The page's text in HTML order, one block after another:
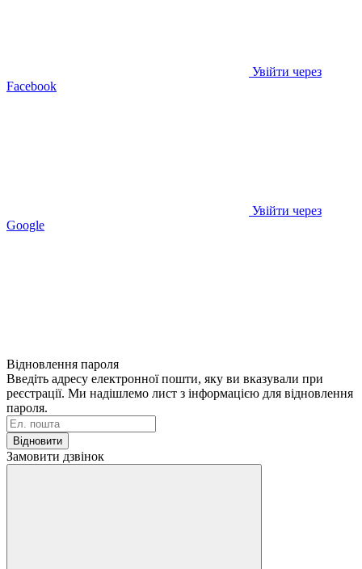
Увійти через
Facebook
Увійти через
Google
Відновлення пароля
Введіть адресу електронної пошти, яку ви вказували при
реєстрації. Ми надішлемо лист з інформацією для відновлення
пароля.
Відновити
Замовити дзвінок